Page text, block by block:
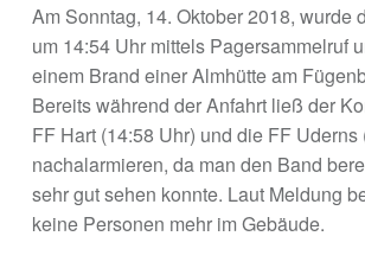
Am Sonntag, 14. Oktober 2018, wurde
um 14:54 Uhr mittels Pagersammelruf
einem Brand einer Almhütte am
Bereits während der Anfahrt ließ der
FF Hart (14:58 Uhr) und die FF Uderns
nachalarmieren, da man den Band
sehr gut sehen konnte. Laut Meldung
keine Personen mehr im Gebäude.